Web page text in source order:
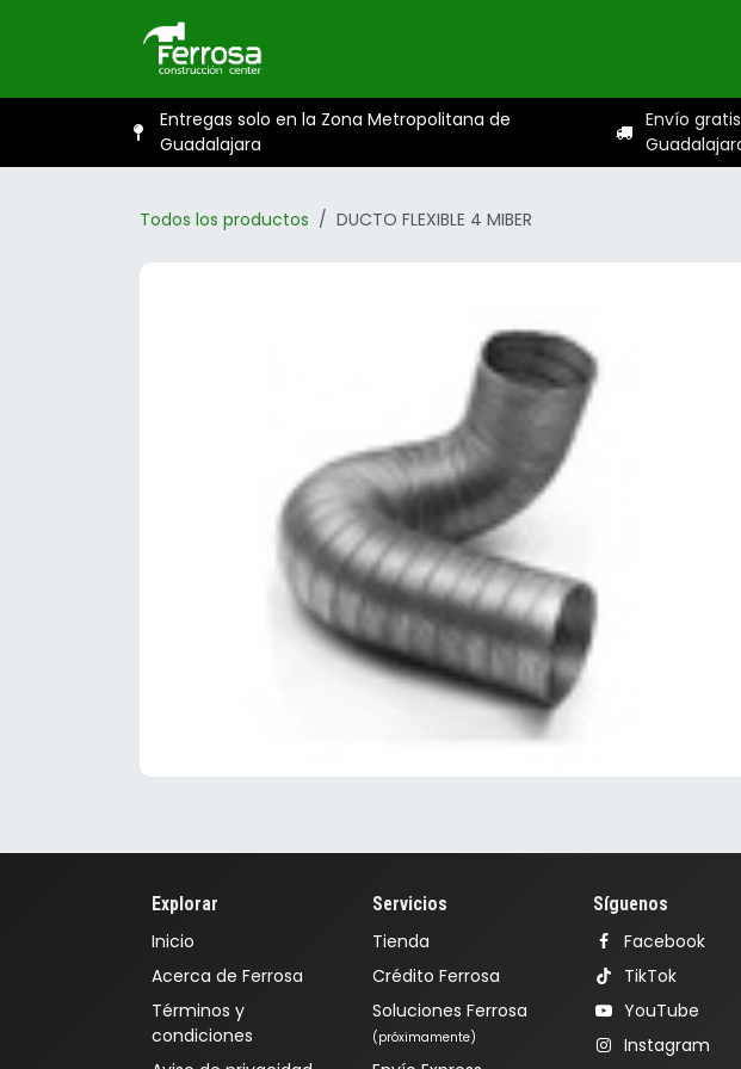
Entregas solo en la Zona Metropolitana de
Guadalajara
Envío
Todos los productos DUCTO FLEXIBLE 4 MIBER
Explorar
Inicio
Acerca de Ferrosa
Términos y
condiciones
Servicios
Tienda
Crédito Ferrosa
Soluciones Ferrosa
(próximamente)
Síguenos
Facebook
TikTok
YouTube
Instagram